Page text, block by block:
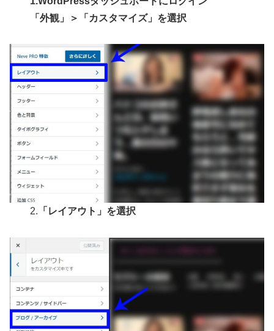
「外観」＞「カスタマイズ」を選択
2. 「レイアウト」を選択